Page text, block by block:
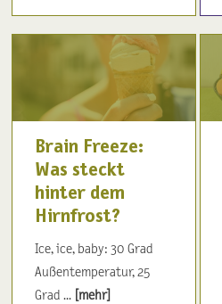
Brain Freeze:
Was steckt
hinter dem
Hirnfrost?
Ice, ice, baby: 30 Grad
Außentemperatur, 25
Grad ... [mehr]